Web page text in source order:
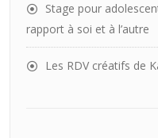
Stage pour
rapport à soi et à l’autre
Les RDV créatifs de